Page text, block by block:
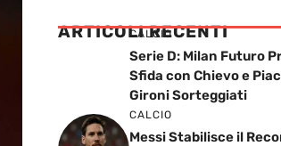
ARTICOLI RECENTI
CALCIO
Serie D: Milan Futuro
Sfida con Chievo e
Gironi Sorteggiati
CALCIO
Messi Stabilisce il